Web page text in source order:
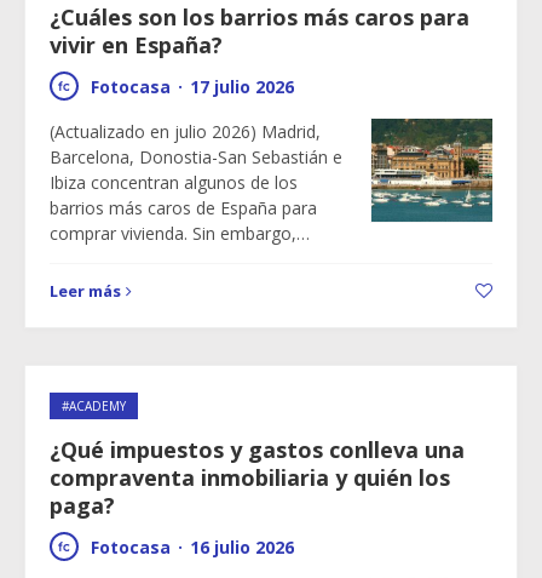
¿Cuáles son los barrios más caros para
vivir en España?
Fotocasa · 17 julio 2026
(Actualizado en julio 2026) Madrid,
Barcelona, Donostia-San Sebastián e
Ibiza concentran algunos de los
barrios más caros de España para
comprar vivienda. Sin embargo,…
Leer más
#ACADEMY
¿Qué impuestos y gastos conlleva una
compraventa inmobiliaria y quién los
paga?
Fotocasa · 16 julio 2026